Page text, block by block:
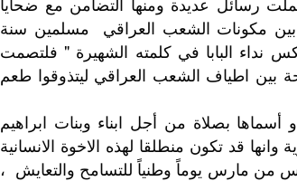
بين مكونات الشعب العراقي مسلمين سنة
نداء البابا في كلمته الشهيرة " فلتصمت
بين اطياف الشعب العراقي ليتذوقوا طعم
بصلاة من أجل ابناء وبنات ابراهيم
قد تكون منطلقا لهذه الاخوة الانسانية
من مارس يوماً وطنياً للتسامح والتعايش ،